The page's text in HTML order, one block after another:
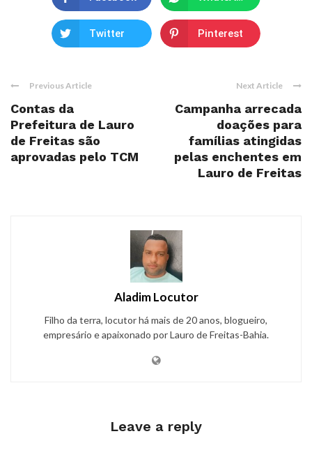
Twitter Pinterest
Previous Article
Contas da
Prefeitura de Lauro
de Freitas são
aprovadas pelo TCM
Next Article
Campanha arrecada
doações para
famílias atingidas
pelas enchentes em
Lauro de Freitas
Aladim Locutor
Filho da terra, locutor há mais de 20 anos, blogueiro,
empresário e apaixonado por Lauro de Freitas-Bahia.
Leave a reply